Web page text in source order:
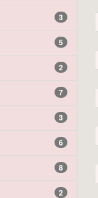
3
5
2
7
3
6
8
2